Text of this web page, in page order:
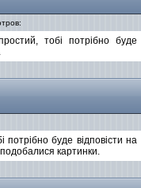
тобі потрібно буде
потрібно буде відповісти на
картинки.